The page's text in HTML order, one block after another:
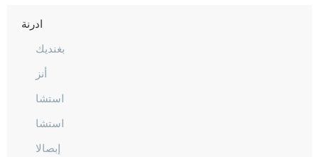
أدرنة
بغنديك
أنز
استشا
استشا
إبصالا